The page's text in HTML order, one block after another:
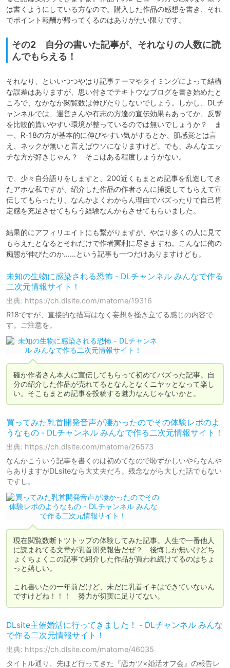
は書くようにしている方なので。購入した作品の感想を書き、それ
でポイント報酬が帰ってくるのはありがたい限りです。
その2 自分の書いた記事が、それなりの人数に読
んでもらえる！
それなり、といいつつやはり記事テーマやタイミングによって結構
な誤差はありますが、思い付きでテキトウなブログを書き始めたと
ころで、なかなか閲覧数は伸びたりしないでしょう。しかし、DLチ
ャンネルでは、運営さんや有志の方達の宣伝効果もあってか、反響
を比較的貰いやすい環境が整っているのでは無いでしょうか？　ま
ー、R-18の方が基本的に伸びやすい気がするとか、肌感覚とは言
え、ネックが無いと言えばウソになりますけど。でも、みんなエッ
チな方が好きじゃん？　そこはある程度しょうがない。
で、少々自分語りをしますと、200近くもまとめ記事を乱造してき
たアホな私ですが、紹介した作品の作者さんに捕捉してもらえて宣
伝してもらったり、なんかよくわからん理由でバズったりで自己肯
定感を充足させてもらう経験なんかもさせてもらいました。
結果的にアフィリエイトにも繋がりますが、やはり多くの人に見て
もらえたとなるとそれだけで作者冥利に尽きますね。こんなに俺の
痴態が伸びたのか……という記事も一つだけありますけども。
未知の生物に感染される恐怖 - DLチャンネル みんなで作る
二次元情報サイト！
出典: https://ch.dlsite.com/matome/19316
R18ですが、直接的な描写はなく妄想を掻き立てる感じの内容で
す。ご注意を。
確か作者さん本人に宣伝してもらって初めてバズった記事。自
分の紹介した作品が売れてるとなんとなくニヤッとなって楽し
い。そこもまとめ記事を投稿する魅力なんじゃないかと。
買ってみた乳首開発音声が凄かったのでその体験レポのよ
うなもの - DLチャンネル みんなで作る二次元情報サイト！
出典: https://ch.dlsite.com/matome/26573
なんかこういう記事を書くのは初めてなので恥ずかしいやらなんや
らありますがDLsiteなら大丈夫だろ。残念ながら大した話でもない
ですし。
現在閲覧数断トツトップの体験してみた記事。人生で一番他人
に読まれてる文章が乳首開発報告だぜ？　後悔しか無いけどち
ょくちょくこの記事で紹介した作品が買われ続けてるのはちょ
っと嬉しい。
これ書いたの一年前だけど、未だに乳首イキはできていないん
ですけどね！！！　努力が切実に足りてない。
DLsite主催婚活に行ってきました！ - DLチャンネル みんな
で作る二次元情報サイト！
出典: https://ch.dlsite.com/matome/46035
タイトル通り、先ほど行ってきた『恋カツ×婚活オフ会』の報告レ